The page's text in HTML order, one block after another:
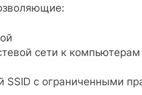
сети к
SSID с ограниченными